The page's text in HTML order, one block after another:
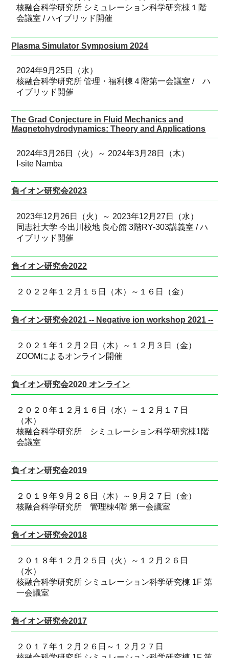
核融合科学研究所 シミュレーション科学研究棟１階
会議室 / ハイブリッド開催
Plasma Simulator Symposium 2024
2024年9月25日（水）
核融合科学研究所 管理・福利棟４階第一会議室 / ハ
イブリッド開催
The Grad Conjecture in Fluid Mechanics and
Magnetohydrodynamics: Theory and Applications
2024年3月26日（火）～ 2024年3月28日（木）
I-site Namba
負イオン研究会2023
2023年12月26日（火）～ 2023年12月27日（水）
同志社大学 今出川校地 良心館 3階RY-303講義室 / ハ
イブリッド開催
負イオン研究会2022
２０２２年１２月１５日（木）～１６日（金）
負イオン研究会2021 -- Negative ion workshop 2021 --
２０２１年１２月２日（木）～１２月３日（金）
ZOOMによるオンライン開催
負イオン研究会2020 オンライン
２０２０年１２月１６日（水）～１２月１７日
（木）
核融合科学研究所 シミュレーション科学研究棟1階
会議室
負イオン研究会2019
２０１９年９月２６日（木）～９月２７日（金）
核融合科学研究所 管理棟4階 第一会議室
負イオン研究会2018
２０１８年１２月２５日（火）～１２月２６日
（水）
核融合科学研究所 シミュレーション科学研究棟 1F 第
一会議室
負イオン研究会2017
２０１７年１２月２６日～１２月２７日